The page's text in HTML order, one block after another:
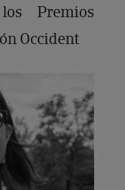
Premios
Occident